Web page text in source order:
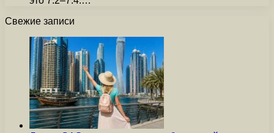
Свежие записи